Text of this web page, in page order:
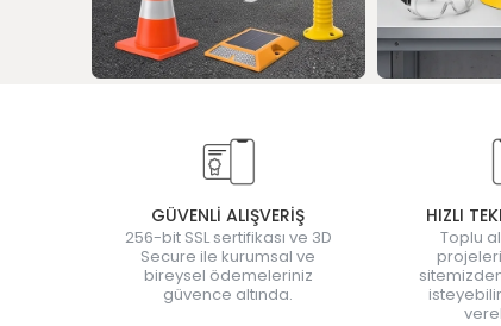
GÜVENLİ ALIŞVERİŞ
256-bit SSL sertifikası ve 3D
Secure ile kurumsal ve
bireysel ödemeleriniz
güvence altında.
HIZLI
Toplu